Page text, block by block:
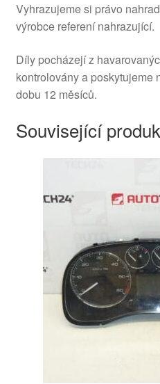
Vyhrazujeme si právo
výrobce referení nahrazující.
Díly pocházejí z
kontrolovány a poskytujeme
dobu 12 měsíců.
Související